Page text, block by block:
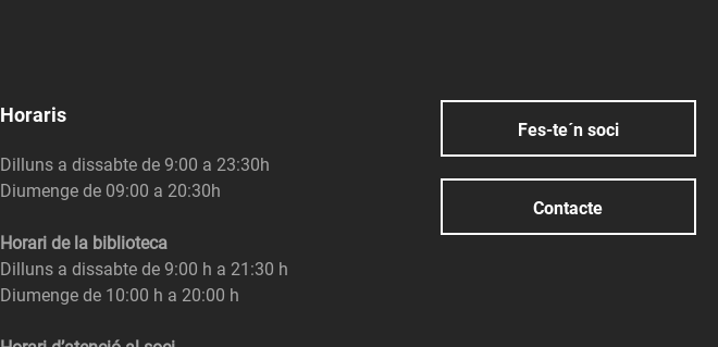
Horaris
Dilluns a dissabte de 9:00 a 23:30h
Diumenge de 09:00 a 20:30h
Horari de la biblioteca
Dilluns a dissabte de 9:00 h a 21:30 h
Diumenge de 10:00 h a 20:00 h
Fes-te´n soci
Contacte